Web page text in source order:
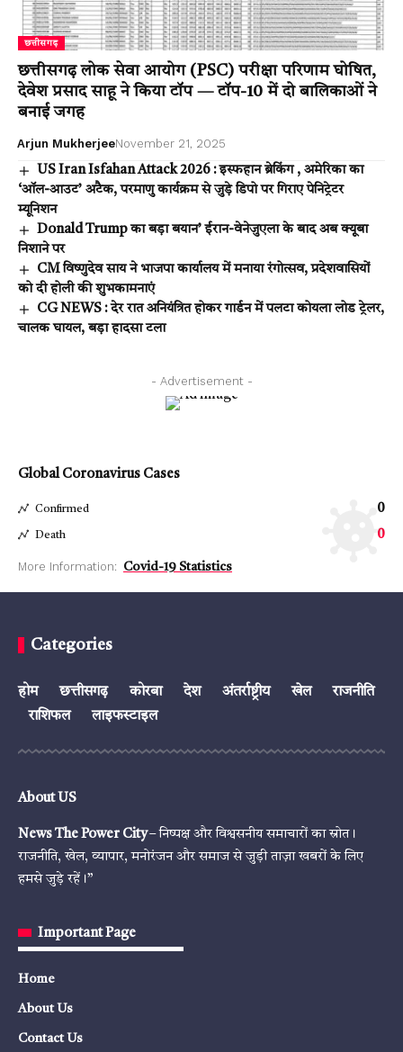
छत्तीसगढ़
छत्तीसगढ़ लोक सेवा आयोग (PSC) परीक्षा परिणाम घोषित,
देवेश प्रसाद साहू ने किया टॉप — टॉप-10 में दो बालिकाओं ने
बनाई जगह
Arjun MukherjeeNovember 21, 2025
US Iran Isfahan Attack 2026 : इस्फहान ब्रेकिंग , अमेरिका का
‘ऑल-आउट’ अटैक, परमाणु कार्यक्रम से जुड़े डिपो पर गिराए पेनिट्रेटर
म्यूनिशन
Donald Trump का बड़ा बयान’ ईरान-वेनेजुएला के बाद अब क्यूबा
निशाने पर
CM विष्णुदेव साय ने भाजपा कार्यालय में मनाया रंगोत्सव, प्रदेशवासियों
को दी होली की शुभकामनाएं
CG NEWS : देर रात अनियंत्रित होकर गार्डन में पलटा कोयला लोड ट्रेलर,
चालक घायल, बड़ा हादसा टला
- Advertisement -
Global Coronavirus Cases
Confirmed 0
Death 0
More Information: Covid-19 Statistics
Categories
होम छत्तीसगढ़ कोरबा देश अंतर्राष्ट्रीय खेल
राजनीति
राशिफल
लाइफस्टाइल
About US
News The Power City– निष्पक्ष और विश्वसनीय समाचारों का स्रोत।
राजनीति, खेल, व्यापार, मनोरंजन और समाज से जुड़ी ताज़ा खबरों के लिए
हमसे जुड़े रहें।”
Important Page
Home
About Us
Contact Us